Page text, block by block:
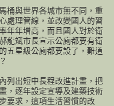
桶與世界各城市無不同，重
處理管線，並改變國人的習
年年增高，而且國人對於衛
龍斌市長宣示公廁都要有衛
五星級公廁都要設了，難道
列出短中長程改進計畫，把
，逐年設定宣導及建築技術
要求，這項生活習慣的改